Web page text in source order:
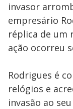
invasor
empresário
réplica de um
ação ocorreu
Rodrigues é
relógios e
invasão ao